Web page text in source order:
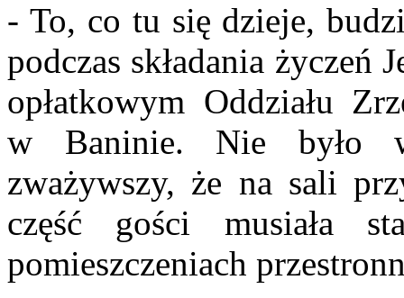
- To, co tu się dzieje,
podczas składania
opłatkowym Oddziału
w Baninie. Nie było
zważywszy, że na sali
część gości musiała
pomieszczeniach